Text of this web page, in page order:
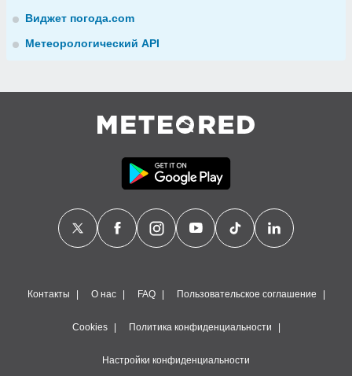
Виджет погода.com
Метеорологический API
Контакты О нас FAQ Пользовательское соглашение
Cookies Политика конфиденциальности
Настройки конфиденциальности